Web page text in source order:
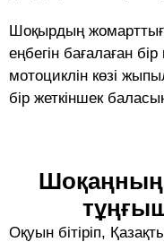
Шоқырдың
еңбегін бағалаған
мотоциклін көзі
бір жеткіншек
Шоқаңның
Оқуын бітіріп,